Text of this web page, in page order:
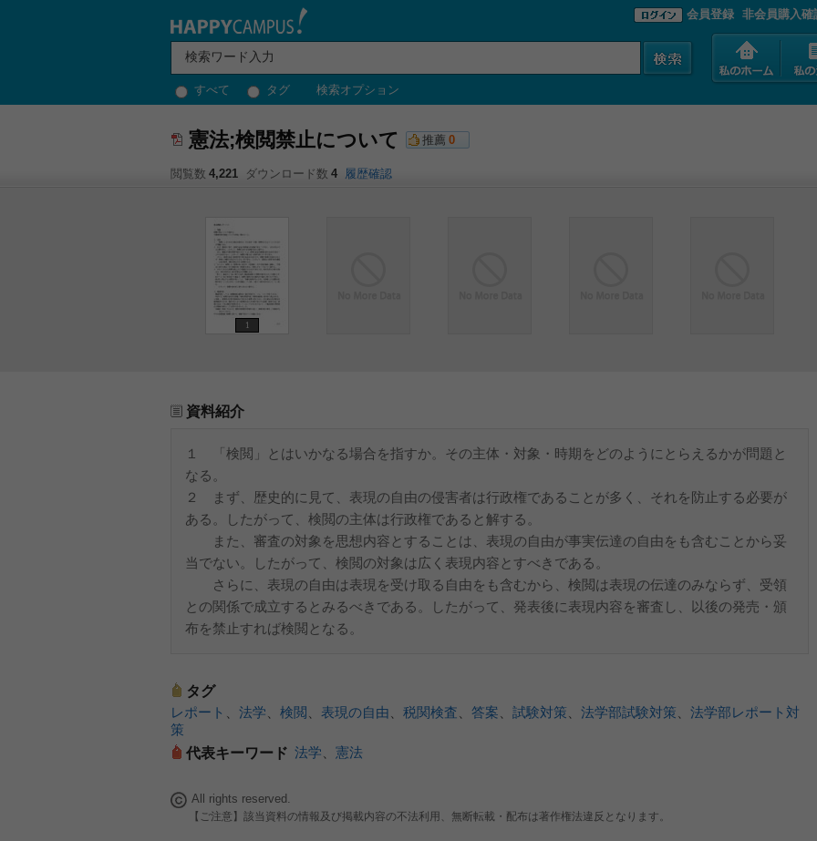
すべて タグ 検索オプション
会員登録 非会員購入確
憲法;検閲禁止について 推薦 0
閲覧数 4,221 ダウンロード数 4 履歴確認
1
資料紹介
１ 「検閲」とはいかなる場合を指すか。その主体・対象・時期をどのようにとらえるかが問題と
なる。
２ まず、歴史的に見て、表現の自由の侵害者は行政権であることが多く、それを防止する必要が
ある。したがって、検閲の主体は行政権であると解する。
また、審査の対象を思想内容とすることは、表現の自由が事実伝達の自由をも含むことから妥
当でない。したがって、検閲の対象は広く表現内容とすべきである。
さらに、表現の自由は表現を受け取る自由をも含むから、検閲は表現の伝達のみならず、受領
との関係で成立するとみるべきである。したがって、発表後に表現内容を審査し、以後の発売・頒
布を禁止すれば検閲となる。
タグ
レポート
法学 検閲 表現の自由 税関検査 答案 試験対策 法学部試験対策
法学部レポート対
策
代表キーワード 法学 憲法
All rights reserved.
【ご注意】該当資料の情報及び掲載内容の不法利用、無断転載・配布は著作権法違反となります。